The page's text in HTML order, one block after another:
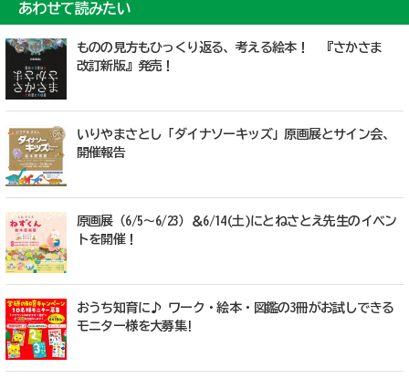
あわせて読みたい
ものの見方もひっくり返る、考える絵本！ 『さかさま
改訂新版』発売！
いりやまさとし「ダイナソーキッズ」原画展とサイン会、
開催報告
原画展（6/5～6/23）＆6/14(土)にとねさとえ先生のイベン
トを開催！
おうち知育に♪ ワーク・絵本・図鑑の3冊がお試しできる
モニター様を大募集!